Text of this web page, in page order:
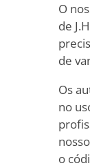
O
de
de
Os
no
o